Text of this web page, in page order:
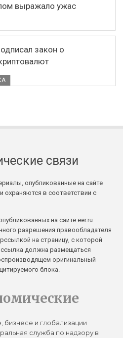
выражало ужас
закон о
связи
опубликованные на сайте
охраняются в соответствии с
на сайте eer.ru
разрешения правообладателя
на страницу, с которой
должна размещаться
оригинальный
блока.
и глобализации
служба по надзору в